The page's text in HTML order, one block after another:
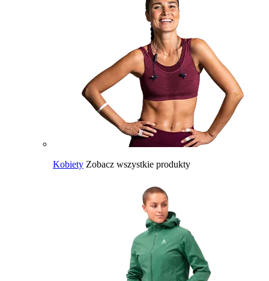
Kobiety Zobacz wszystkie produkty